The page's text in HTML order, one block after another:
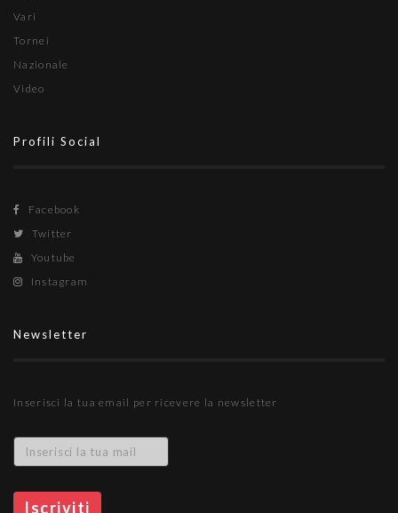
Vari
Tornei
Nazionale
Video
Profili Social
Facebook
Twitter
Youtube
Instagram
Newsletter
Inserisci la tua email per ricevere la newsletter